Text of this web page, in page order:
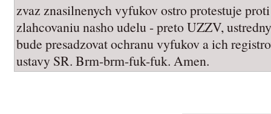
zvaz znasilnenych vyfukov ostro protestuje
zlahcovaniu nasho udelu - preto UZZV,
bude presadzovat ochranu vyfukov a ich
ustavy SR. Brm-brm-fuk-fuk. Amen.